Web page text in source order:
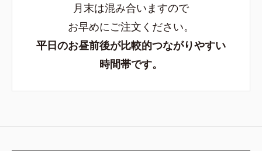
月末は混み合いますので
お早めにご注文ください。
平日のお昼前後が比較的つながりやすい
時間帯です。